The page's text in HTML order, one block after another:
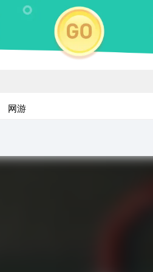
网游